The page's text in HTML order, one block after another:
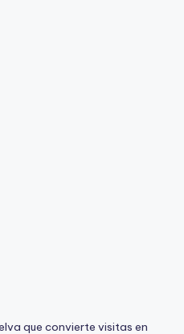
que convierte visitas en